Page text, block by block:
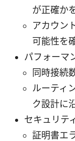
が正確か
アカウン
可能性を
パフォーマ
同時接続
ルーティ
ク設計に
セキュリテ
証明書エ